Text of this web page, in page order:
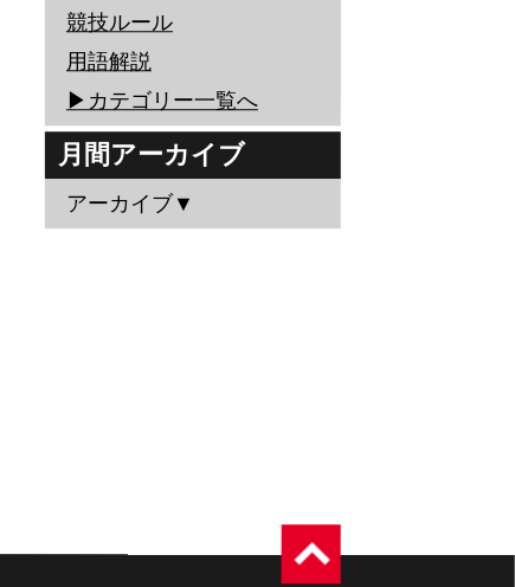
競技ルール
用語解説
▶︎カテゴリー一覧へ
月間アーカイブ
アーカイブ▼